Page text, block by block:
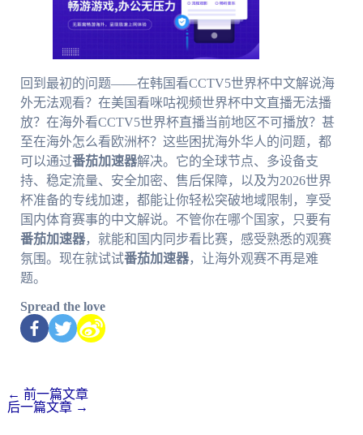
回到最初的问题——在韩国看CCTV5世界杯中文解说海
外无法观看？在美国看咪咕视频世界杯中文直播无法播
放？在海外看CCTV5世界杯直播当前地区不可播放？甚
至在海外怎么看欧洲杯？这些困扰海外华人的问题，都
可以通过番茄加速器解决。它的全球节点、多设备支
持、稳定流量、安全加密、售后保障，以及为2026世界
杯准备的专线加速，都能让你轻松突破地域限制，享受
国内体育赛事的中文解说。不管你在哪个国家，只要有
番茄加速器，就能和国内同步看比赛，感受熟悉的观赛
氛围。现在就试试番茄加速器，让海外观赛不再是难
题。
Spread the love
← 前一篇文章
后一篇文章 →